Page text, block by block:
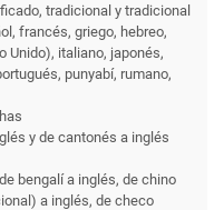
tradicional y tradicional
francés, griego, hebreo,
Unido), italiano, japonés,
punyabí, rumano,
y de cantonés a inglés
bengalí a inglés, de chino
a inglés, de checo